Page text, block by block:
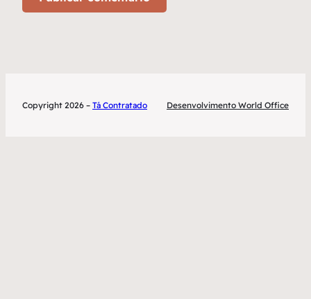
Copyright 2026 – Tá Contratado Desenvolvimento World Office